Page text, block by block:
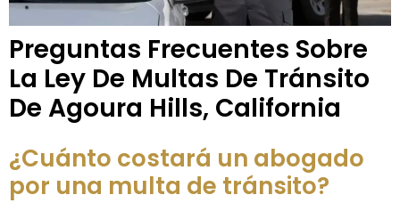
Preguntas Frecuentes Sobre
La Ley De Multas De Tránsito
De Agoura Hills, California
¿Cuánto costará un abogado
por una multa de tránsito?